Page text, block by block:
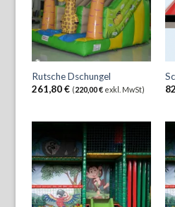
Rutsche Dschungel
261,80€ (220,00€ exkl. MwSt)